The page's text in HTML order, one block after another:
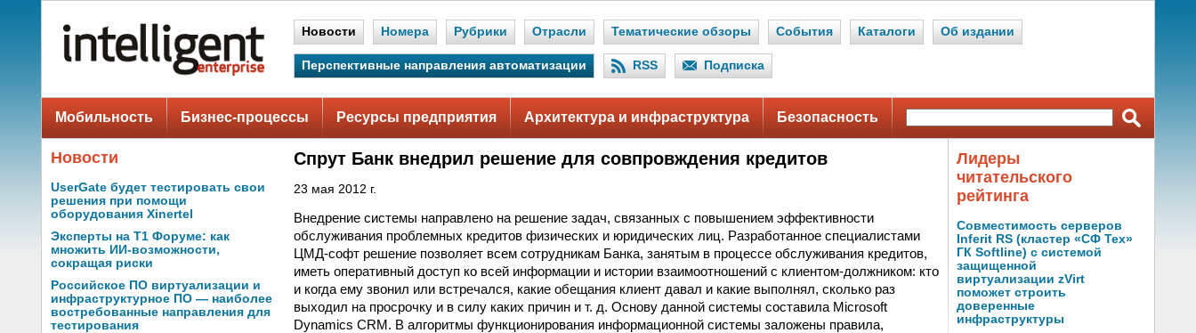
Новости Номера Рубрики Отрасли Тематические обзоры События Каталоги Об издании
Перспективные направления автоматизации RSS Подписка
Мобильность Бизнес-процессы Ресурсы предприятия Архитектура и инфраструктура Безопасность
Новости
UserGate будет тестировать свои
решения при помощи
оборудования Xinertel
Эксперты на Т1 Форуме: как
множить ИИ-возможности,
сокращая риски
Российское ПО виртуализации и
инфраструктурное ПО — наиболее
востребованные направления для
тестирования
Спрут Банк внедрил решение для совпровждения кредитов
23 мая 2012 г.
Внедрение системы направлено на решение задач, связанных с повышением эффективности
обслуживания проблемных кредитов физических и юридических лиц. Разработанное специалистами
ЦМД-софт решение позволяет всем сотрудникам Банка, занятым в процессе обслуживания кредитов,
иметь оперативный доступ ко всей информации и истории взаимоотношений с клиентом-должником: кто
и когда ему звонил или встречался, какие обещания клиент давал и какие выполнял, сколько раз
выходил на просрочку и в силу каких причин и т. д. Основу данной системы составила Microsoft
Dynamics CRM. В алгоритмы функционирования информационной системы заложены правила,
Лидеры
читательского
рейтинга
Совместимость серверов
Inferit RS (кластер «СФ Тех»
ГК Softline) с системой
защищенной
виртуализации zVirt
поможет строить
доверенные
инфраструктуры